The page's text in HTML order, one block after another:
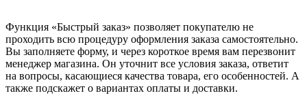
Функция «Быстрый заказ» позволяет покупателю не
проходить всю процедуру оформления заказа самостоятельно.
Вы заполняете форму, и через короткое время вам перезвонит
менеджер магазина. Он уточнит все условия заказа, ответит
на вопросы, касающиеся качества товара, его особенностей. А
также подскажет о вариантах оплаты и доставки.